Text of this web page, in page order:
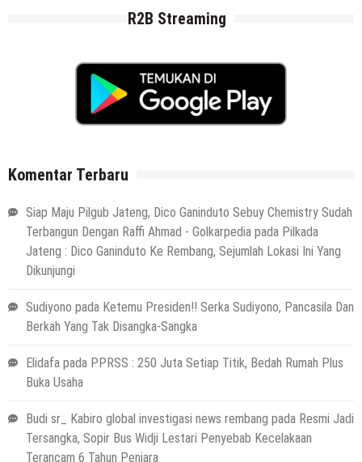
R2B Streaming
Komentar Terbaru
Siap Maju Pilgub Jateng, Dico Ganinduto Sebuy Chemistry Sudah
Terbangun Dengan Raffi Ahmad - Golkarpedia pada Pilkada
Jateng : Dico Ganinduto Ke Rembang, Sejumlah Lokasi Ini Yang
Dikunjungi
Sudiyono pada Ketemu Presiden!! Serka Sudiyono, Pancasila Dan
Berkah Yang Tak Disangka-Sangka
Elidafa pada PPRSS : 250 Juta Setiap Titik, Bedah Rumah Plus
Buka Usaha
Budi sr_ Kabiro global investigasi news rembang pada Resmi Jadi
Tersangka, Sopir Bus Widji Lestari Penyebab Kecelakaan
Terancam 6 Tahun Penjara